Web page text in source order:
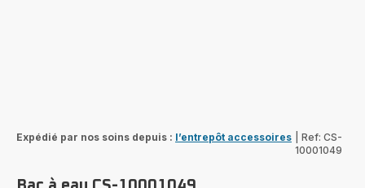
Expédié par nos soins depuis : l’entrepôt accessoires
Ref: CS-
10001049